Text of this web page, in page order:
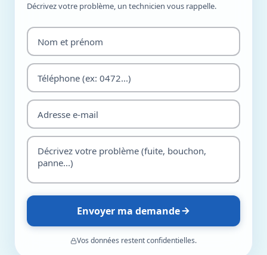
Décrivez votre problème, un technicien vous rappelle.
Envoyer ma demande
Vos données restent confidentielles.